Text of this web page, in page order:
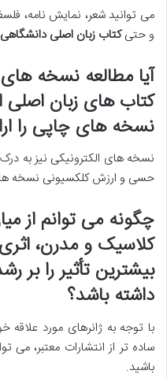
می توانید شعر، نمایش نامه،
و حتیکتاب زبان اصلی دانشگاهی
کتاب های زبان اصلی
نسخه های چاپی را
نسخه های الکترونیکی نیز به
حسی و ارزش کلکسیونی نسخه های
چگونه می توانم از
کلاسیک و مدرن،
بیشترین تأثیر را بر
داشته باشد؟
با توجه به ژانرهای مورد
ساده تر از انتشارات معتبر، می
باشید.